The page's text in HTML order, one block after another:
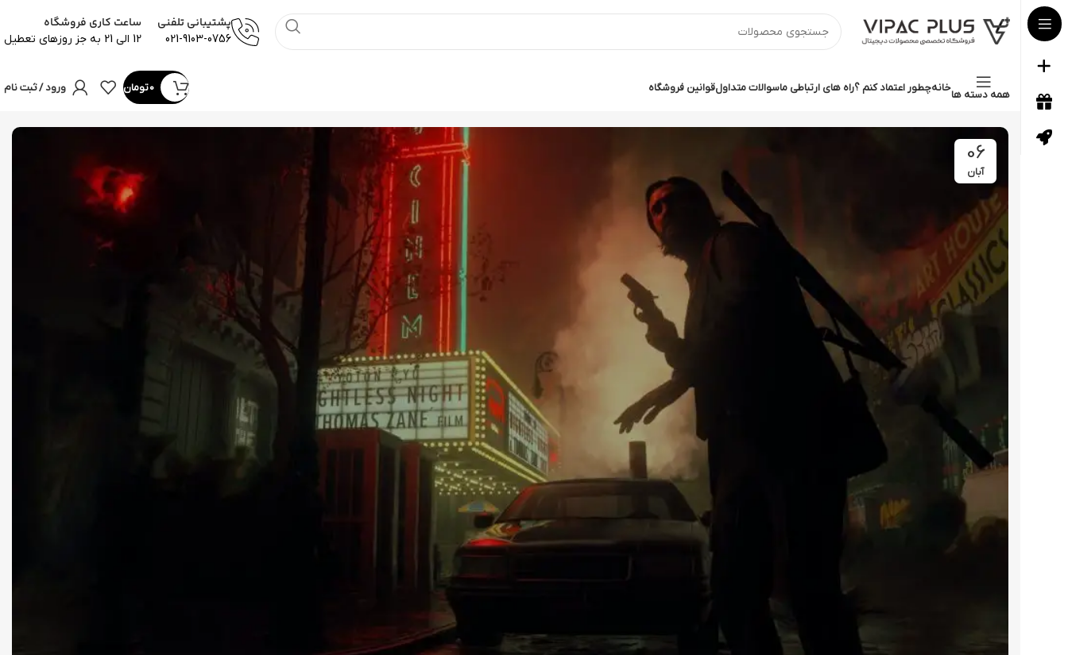
پشتیبانی تلفنی
021-9103-0756
ساعت کاری فروشگاه
12 الی 21 به جز روزهای تعطیل
همه دسته ها
خانهچطور اعتماد کنم ؟راه های ارتباطی ماسوالات متداولقوانین فروشگاه 0تومان ورود / ثبت نام
06
آبان